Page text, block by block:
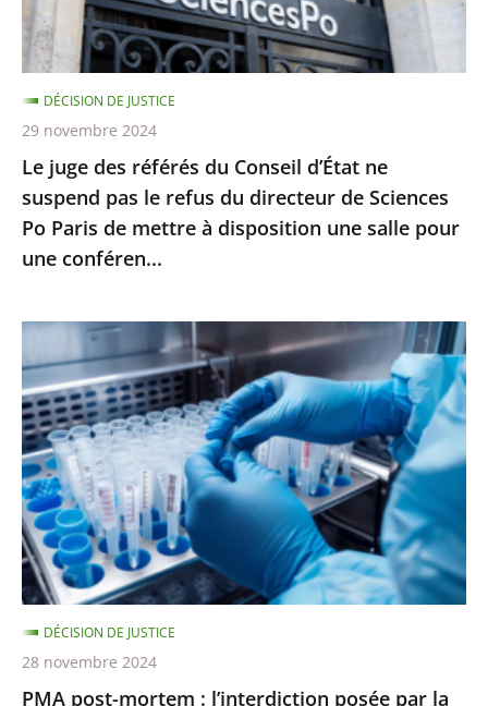
ne
suspend
pas
le
refus
du
directeur
de
Sciences
Paris
mettre
à
disposition
une
salle
pour
une
conféren...
Le juge des référés du Conseil d’État ne
suspend pas le refus du directeur de Sciences
Po Paris de mettre à disposition une salle pour
une conféren...
DÉCISION DE JUSTICE
29 novembre 2024
PMA
post-
mortem
:
l’interdiction
posée
par
la
loi
française
n’est
pas
incompatible
PMA post-mortem : l’interdiction posée par la
DÉCISION DE JUSTICE
28 novembre 2024